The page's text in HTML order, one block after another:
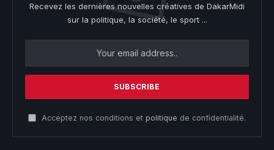
Recevez les dernières nouvelles créatives de DakarMidi
sur la politique, la société, le sport ...
Acceptez nos conditions et politique de confidentialité.